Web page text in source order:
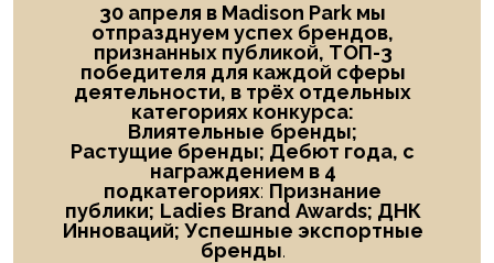
30 апреля в Madison Park мы
отпразднуем успех брендов,
признанных публикой, ТОП-3
победителя для каждой сферы
деятельности, в трёх отдельных
категориях конкурса:
Влиятельные бренды;
Растущие бренды; Дебют года, с
награждением в 4
подкатегориях: Признание
публики; Ladies Brand Awards; ДНК
Инноваций; Успешные экспортные
бренды.